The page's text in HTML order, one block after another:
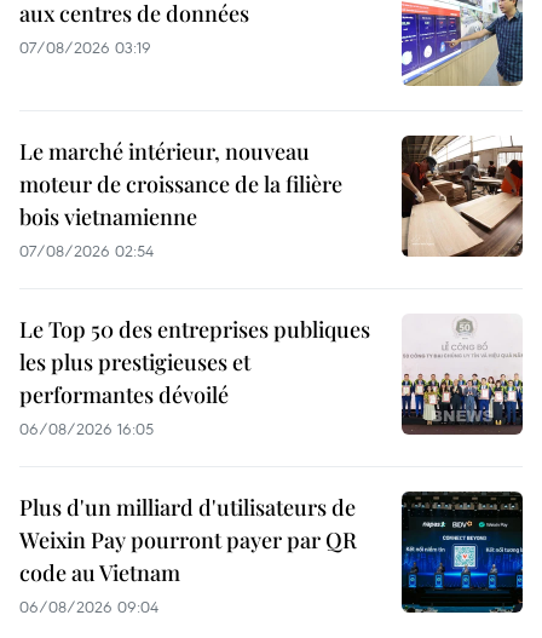
aux centres de données
07/08/2026 03:19
Le marché intérieur, nouveau
moteur de croissance de la filière
bois vietnamienne
07/08/2026 02:54
Le Top 50 des entreprises publiques
les plus prestigieuses et
performantes dévoilé
06/08/2026 16:05
Plus d'un milliard d'utilisateurs de
Weixin Pay pourront payer par QR
code au Vietnam
06/08/2026 09:04